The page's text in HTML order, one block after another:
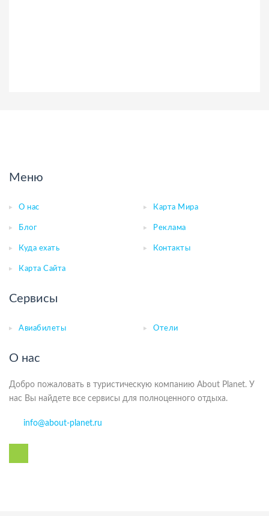
Меню
О нас Карта Мира
Блог Реклама
Куда ехать Контакты
Карта Сайта
Сервисы
Авиабилеты Отели
О нас
Добро пожаловать в туристическую компанию About Planet. У
нас Вы найдете все сервисы для полноценного отдыха.
info@about-planet.ru